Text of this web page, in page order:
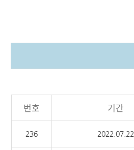
번호 기간
236 2022.07.22